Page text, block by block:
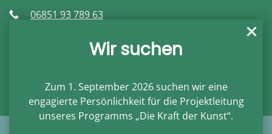
Wir suchen
Zum 1. September 2026 suchen wir eine
engagierte Persönlichkeit für die Projektleitung
unseres Programms „Die Kraft der Kunst“.
06851 93 789 63
Auf Anfrage